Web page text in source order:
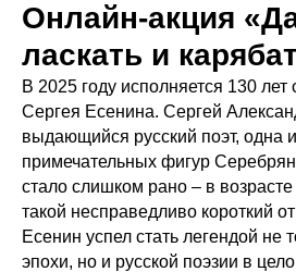
Онлайн-акция
ласкать и
В 2025 году исполняется 130
Сергея Есенина. Сергей
выдающийся русский поэт, одна
примечательных фигур
стало слишком рано – в
такой несправедливо короткий
Есенин успел стать легендой не
эпохи, но и русской поэзии в